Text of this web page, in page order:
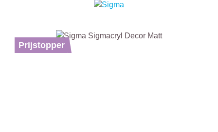
Afbeeldingengalerij overslaan
Prijstopper